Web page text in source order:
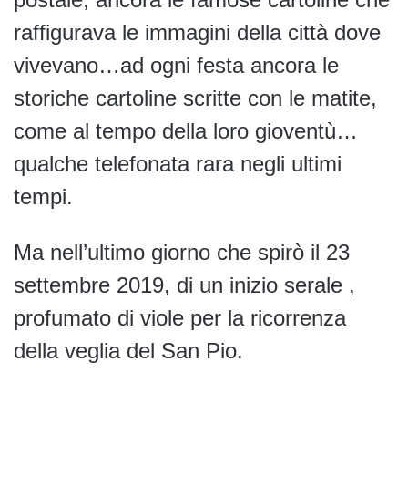
raffigurava le immagini della città dove
vivevano…ad ogni festa ancora le
storiche cartoline scritte con le matite,
come al tempo della loro gioventù…
qualche telefonata rara negli ultimi
tempi.
Ma nell’ultimo giorno che spirò il 23
settembre 2019, di un inizio serale ,
profumato di viole per la ricorrenza
della veglia del San Pio.